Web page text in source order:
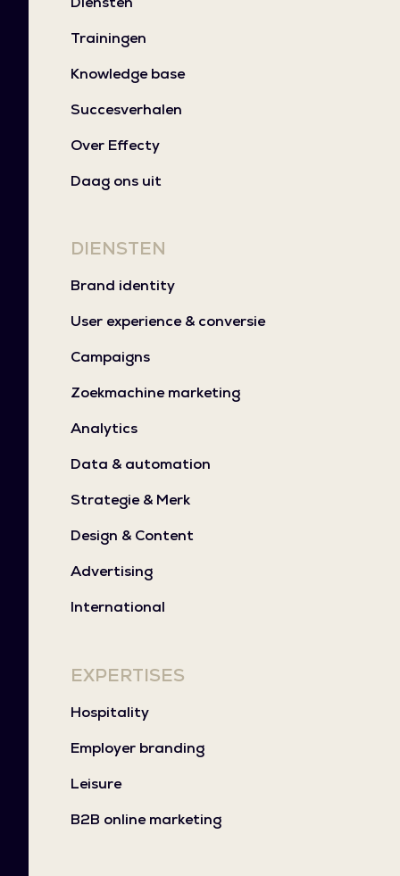
Trainingen
Knowledge base
Succesverhalen
Over Effecty
Daag ons uit
DIENSTEN
Brand identity
User experience & conversie
Campaigns
Zoekmachine marketing
Analytics
Data & automation
Strategie & Merk
Design & Content
Advertising
International
EXPERTISES
Hospitality
Employer branding
Leisure
B2B online marketing